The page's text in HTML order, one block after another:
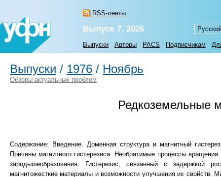
RSS-ленты
Выпуск 7, 2026
Выпуски Авторы PACS Подписчикам
Выпуски / 1976 / Ноябрь
Обзоры актуальных проблем
Редкоземельные
Содержание: Введение. Доменная структура и магнитный
Причины магнитного гистерезиса. Необратимые процессы
зародышеобразования. Гистерезис, связанный с задержкой
магнитожесткие материалы и возможности улучшения их свойств.